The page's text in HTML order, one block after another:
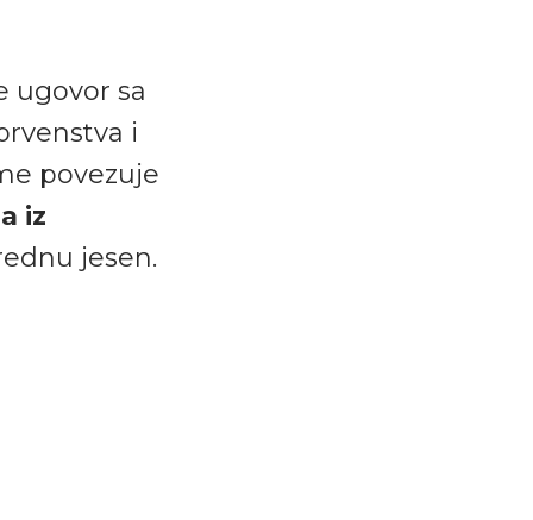
ugovor sa
i
povezuje
iz
jesen.